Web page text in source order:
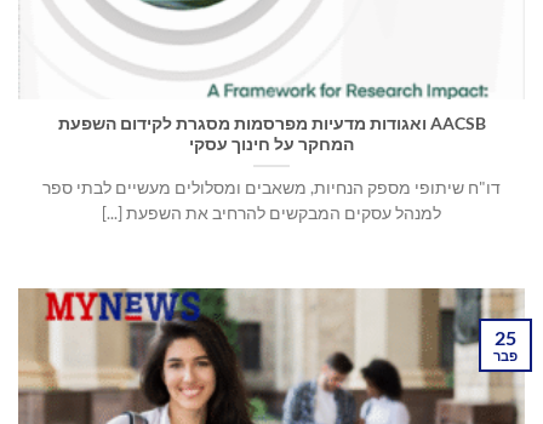
AACSB ואגודות מדעיות מפרסמות מסגרת לקידום השפעת
המחקר על חינוך עסקי
דו"ח שיתופי מספק הנחיות, משאבים ומסלולים מעשיים לבתי ספר
למנהל עסקים המבקשים להרחיב את השפעת [...]
25
פבר